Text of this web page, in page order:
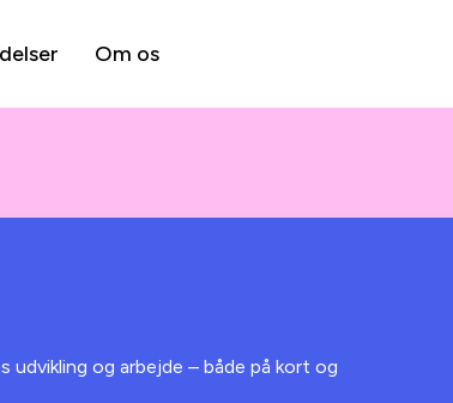
Om os
og arbejde – både på kort og